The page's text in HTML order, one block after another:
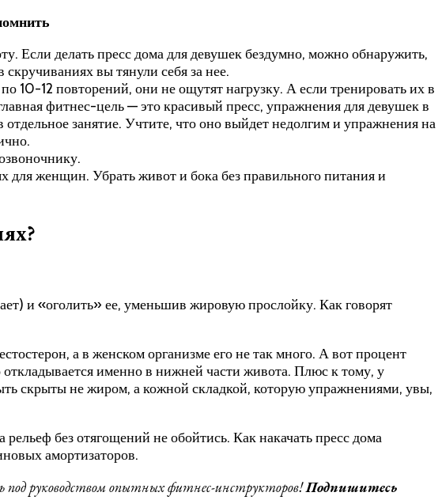
Если делать пресс дома для девушек бездумно, можно обнаружить,
вы тянули себя за нее.
10-12 повторений, они не ощутят нагрузку. А если тренировать их в
фитнес-цель — это красивый пресс, упражнения для девушек в
занятие. Учтите, что оно выйдет недолгим и упражнения на
для женщин. Убрать живот и бока без правильного питания и
и «оголить» ее, уменьшив жировую прослойку. Как говорят
а в женском организме его не так много. А вот процент
именно в нижней части живота. Плюс к тому, у
скрыты не жиром, а кожной складкой, которую упражнениями, увы,
без отягощений не обойтись. Как накачать пресс дома
амортизаторов.
под руководством опытных фитнес-инструкторов!Подпишитесь